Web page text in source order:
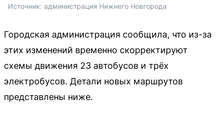
Источник: администрация Нижнего Новгорода
Городская администрация сообщила, что из-за
этих изменений временно скорректируют
схемы движения 23 автобусов и трёх
электробусов. Детали новых маршрутов
представлены ниже.